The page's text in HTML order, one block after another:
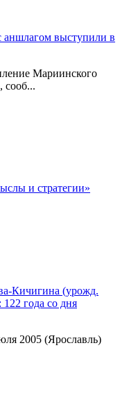
аншлагом выступили в
Мариинского
сооб...
и стратегии»
Кичигина (урожд.
года со дня
2005 (Ярославль)